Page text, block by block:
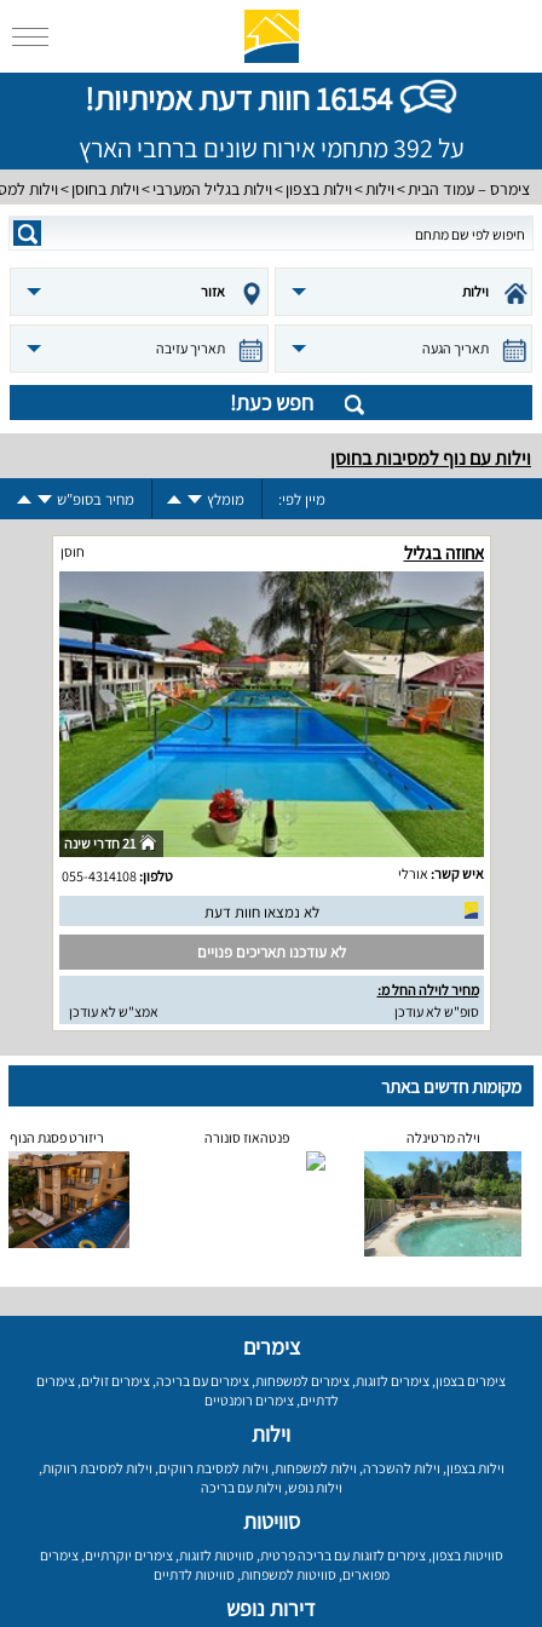
16154 חוות דעת אמיתיות!
על 392 מתחמי אירוח שונים ברחבי הארץ
צימרס – עמוד הבית וילות וילות בצפון וילות בגליל המערבי וילות בחוסן וילות
וילות אזור
תאריך הגעה תאריך עזיבה
חפש כעת!
וילות עם נוף למסיבות בחוסן
מיין לפי: מומלץ מחיר בסופ"ש
אחוזה בגליל חוסן
21 חדרי שינה
איש קשר: אורלי טלפון:055-4314108
לא נמצאו חוות דעת
לא עודכנו תאריכים פנויים
מחיר לוילה החל מ:
סופ"ש לא עודכן
אמצ"ש לא עודכן
מקומות חדשים באתר
וילה מרטינלה פנטהאוז סונורה ריזורט פסגת הנוף
צימרים
צימרים בצפון, צימרים לזוגות, צימרים למשפחות, צימרים עם בריכה, צימרים זולים, צימרים
לדתיים,צימרים רומנטיים
וילות
וילות בצפון, וילות להשכרה, וילות למשפחות, וילות למסיבת רווקים, וילות למסיבת רווקות,
וילות נופש, וילות עם בריכה
סוויטות
סוויטות בצפון,צימרים לזוגות עם בריכה פרטית,סוויטות לזוגות,צימרים יוקרתיים,צימרים
מפוארים,סוויטות למשפחות,סוויטות לדתיים
דירות נופש